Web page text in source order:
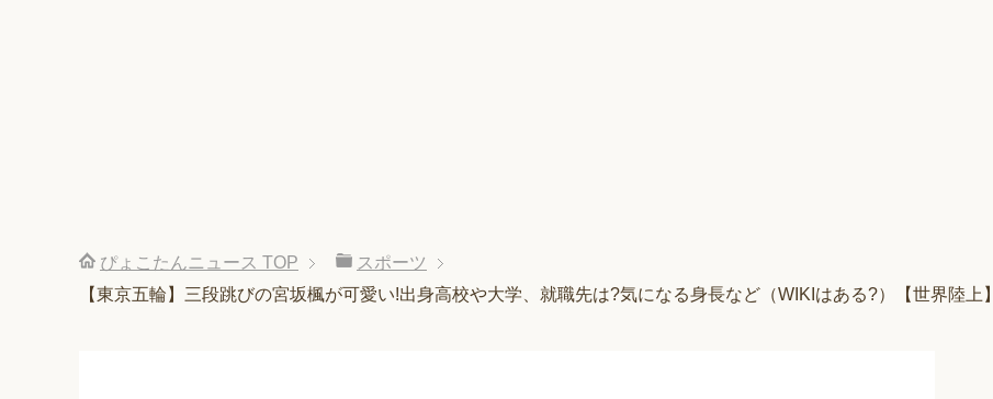
ぴょこたんニュース TOP
スポーツ
【東京五輪】三段跳びの宮坂楓が可愛い!出身高校や大学、就職先は?気になる身長など（WIKIはある?）【世界陸上】